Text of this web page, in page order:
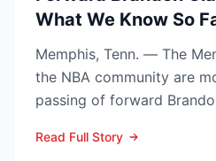
What We Know So
Memphis, Tenn. — The
the NBA community are
passing of forward
Read Full Story